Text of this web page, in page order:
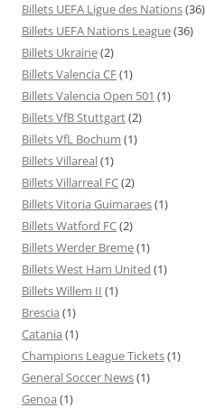
Billets UEFA Ligue des Nations(36)
Billets UEFA Nations League(36)
Billets Ukraine(2)
Billets Valencia CF(1)
Billets Valencia Open 501 (1)
Billets VfB Stuttgart(2)
Billets VfL Bochum (1)
Billets Villareal(1)
Billets Villarreal FC(2)
Billets Vitoria Guimaraes(1)
Billets Watford FC(2)
Billets Werder Breme(1)
Billets West Ham United (1)
Billets Willem II (1)
Brescia (1)
Catania (1)
Champions League Tickets(1)
General Soccer News(1)
Genoa (1)